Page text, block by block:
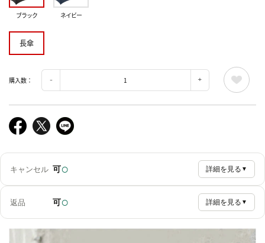
ブラック ネイビー
長傘
購入数：
キャンセル 可○ 詳細を見る ▼
返品 可○ 詳細を見る ▼